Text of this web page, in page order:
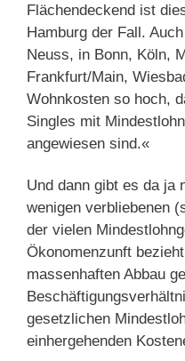
Flächendeckend ist
Hamburg der Fall.
Neuss, in Bonn, Köln,
Frankfurt/Main,
Wohnkosten so hoch,
Singles mit
angewiesen sind.«
Und dann gibt es da ja
wenigen verbliebenen
der vielen
Ökonomenzunft
massenhaften Abbau
gesetzlichen
einhergehenden